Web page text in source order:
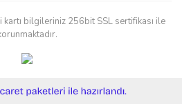
kartı bilgileriniz 256bit SSL sertifikası ile
e-